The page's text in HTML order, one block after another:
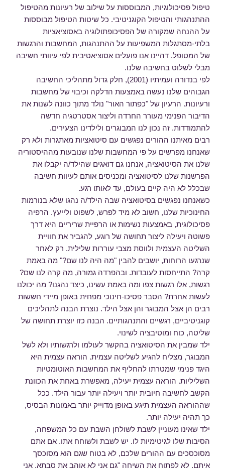
טיפול פסיכולוגיות, המבוססות על שילוב של רעיונות מהטיפול
ההתנהגותי והטיפול הקוגניטיבי. כל שיטות הטיפול מבוססות
על ההנחה שמקורה של הפסיכופתולוגיה באסוציאציות
בלתי-מסתגלות המשפיעות על ההתנהגות, המחשבות והרגשות
של המטופל. דהיינו אנו פועלים אסוציאטיבית לפי עיוותי חשיבה
מבלי לשלוט בחשיבה שלנו.
לפי בנדורה ועמיתיו (2001), חלק גדול מתהליכי החשיבה
הגבוהים שלנו נעשה באמצעות הדלקה וכיבוי של מחשבות
ורעיונות. הרעיון של "כפתור האור" נולד מתוך כוונה לשנות את
הדיבור הפנימי מעורר החרדה וליצור אסטרטגיה חדשה
להתמודדות. זה נכון לנו המבוגרים ולילדינו הצעירים.
רבים מאיתנו ההורים נפגשים עם סיטואציות מאתגרות ולא רק
שאנחנו מפרשים על פי המחשבות שלנו שנובעות מההיסטוריה
שלנו את הסיטואציה, אנחנו גם דואגים שהילד/ה יקבלו את
הפרשנות שלנו לסיטואציה ומכניסים אותם לעיוות חשיבה
שבכלל לא היה קיים בעולם, עד לאותו רגע.
כשאנחנו נפגשים בסיטואציה שבה הילד/ה נהגו שלא בנורמות
החינוכיות שלנו, חשוב לא מיד לפרש, לשפוט ולייעץ. הרפיה
פסיכולוגית, באמצעות נשימות או הרפיית שריריים היא דרך
פשוטה ויעילה ליצור תחושה של רוגע, להגביר את חוויית
השליטה העצמית ולווסת מצבי עוררות שלילית. רק לאחר
שנרגעו הרוחות, יושבים להבין "מה היה לנו שם?" מה באמת
קרה? התייחסות לעובדות. ובהפרדה גמורה, מה קרה לנו שם?
רגשות, אלו רגשות צפו ומה באמת עשינו, כיצד נהגנו? מה יכולנו
לעשות אחרת? הסבר פסיכו-חינוכי מפחית באופן מיידי חששות
רבים הן אצל המבוגר והן אצל הילד. נוצרת הבנה לתהליכים
קוגניטיביים, רגשיים והתנהגותיים. הבנה כזו יוצרת תחושה של
שליטה, כוח ומוטיבציה לשינוי.
ילד שמבין את הסיטואציה בהקשר לעולמו ולרגשותיו ולא לשל
המבוגר, מצליח להגיע לשליטה עצמית. הוראה עצמית היא
היגד פנימי שמטרתו להחליף את המחשבות האוטומטיות
השליליות. הוראה עצמית יעילה, מאפשרת באחת את הכוונת
הקשב לחשיבה חיובית יותר ויעילה יותר עבור הילד. ככל
שההוראה העצמית תיגע באופן מדוייק יותר באמונות הבסיס,
כך תהיה יעילה יותר.
ילד שאינו מעוניין לשבת לשולחן השבת עם כל המשפחה,
הסיבות שלו לגיטימיות לו. יש לשבת ולשוחח אתו. אם אתם
מסוכסכים עם ההורים שלכם, לא בטוח שגם הוא מסוכסך
איתם. לא לפתוח את השיחה "גם אני לא אוהב את סבתא, אני